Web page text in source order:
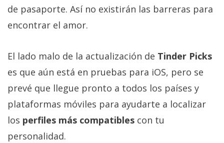
de pasaporte. Así no existirán las barreras para
encontrar el amor.
El lado malo de la actualización de Tinder Picks
es que aún está en pruebas para iOS, pero se
prevé que llegue pronto a todos los países y
plataformas móviles para ayudarte a localizar
los perfiles más compatibles con tu
personalidad.